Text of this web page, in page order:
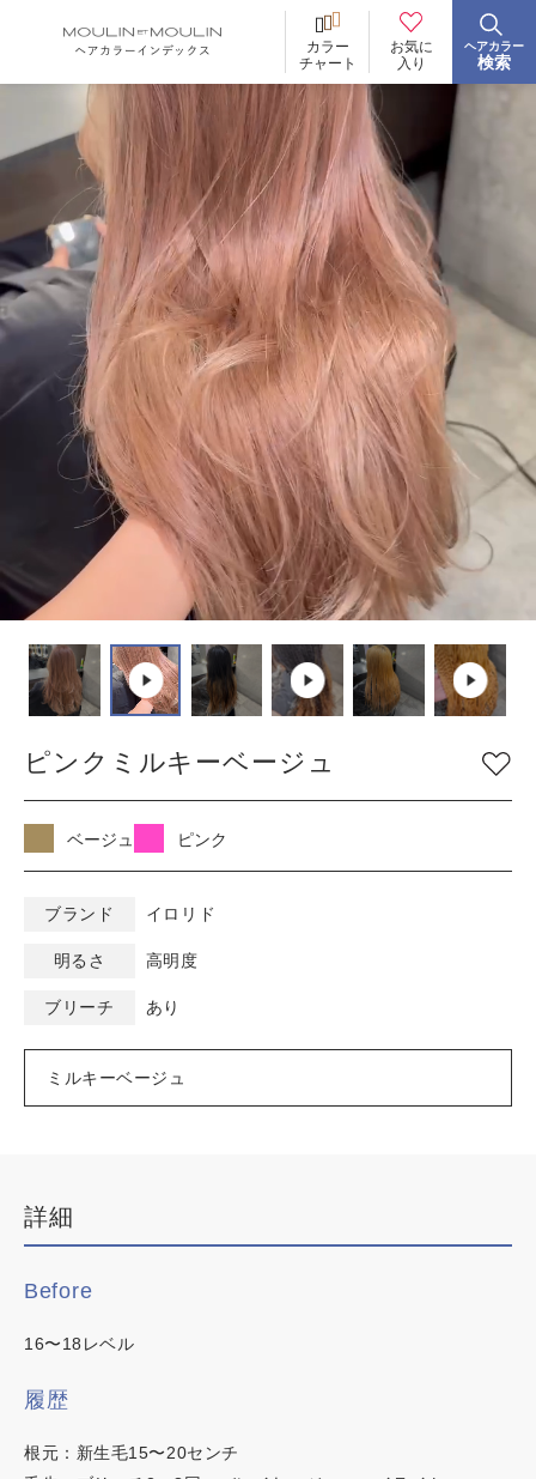
カラー
チャート
お気に
入り
ヘアカラー
検索
BRAND ブランド
ヒカリナス
ノジア
ネイチャーディープカラー
ネイチャーディープ スピーディーカラー
TONE 明るさ
低明度 中明度 高明度
BLEACH ブリーチ
なし
COLOR
ベージュ
グレージュ
シルバー
グレイ
ブラウン
アッシュ/ブルー
ピンク
ナチュラル
マット/グリーン
レッド
オレンジ
バイオレット/パープ
イエロー/ホワイト
デザインカラー
韓国・ワンホン
明るい白髪染め
時短カラー
ピンクミルキーベージュ
ベージュ ピンク
ブランド イロリド
明るさ 高明度
ブリーチ あり
ミルキーベージュ
詳細
Before
16〜18レベル
履歴
根元：新生毛15〜20センチ